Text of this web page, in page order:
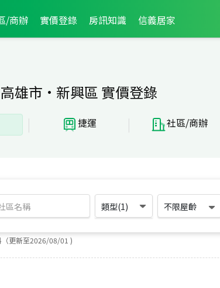
/商辦 實價登錄 房訊知識 信義居家
高雄市·新興區 實價登錄
| 捷運 | 社區/商辦
類型(1) 不限屋齡
更新至2026/08/01 )